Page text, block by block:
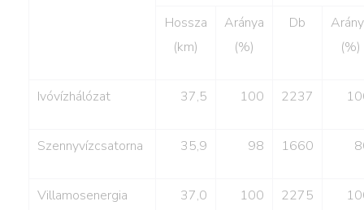
Hossza
(km)
Aránya
(%)
Db
(%)
Ivóvízhálózat 37,5 100 2237
Szennyvízcsatorna 35,9 98 1660
Villamosenergia 37,0 100 2275